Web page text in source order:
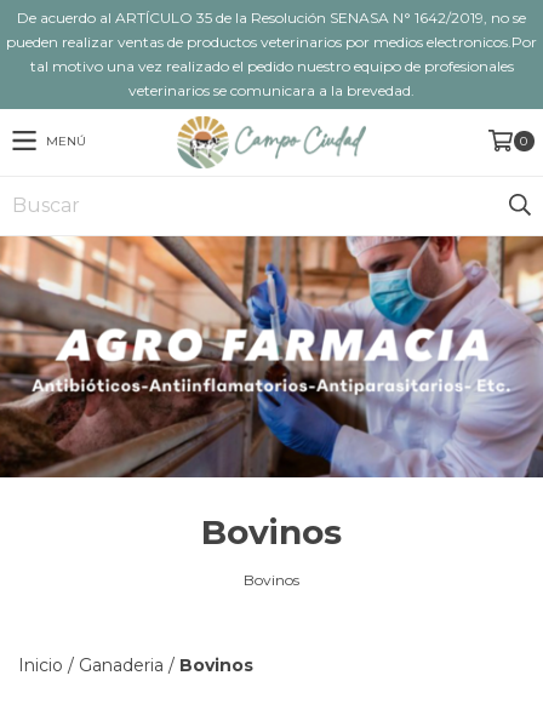
De acuerdo al ARTÍCULO 35 de la Resolución SENASA N° 1642/2019, no se
pueden realizar ventas de productos veterinarios por medios electronicos.Por
tal motivo una vez realizado el pedido nuestro equipo de profesionales
veterinarios se comunicara a la brevedad.
MENÚ 0
Bovinos
Bovinos
Inicio / Ganaderia / Bovinos